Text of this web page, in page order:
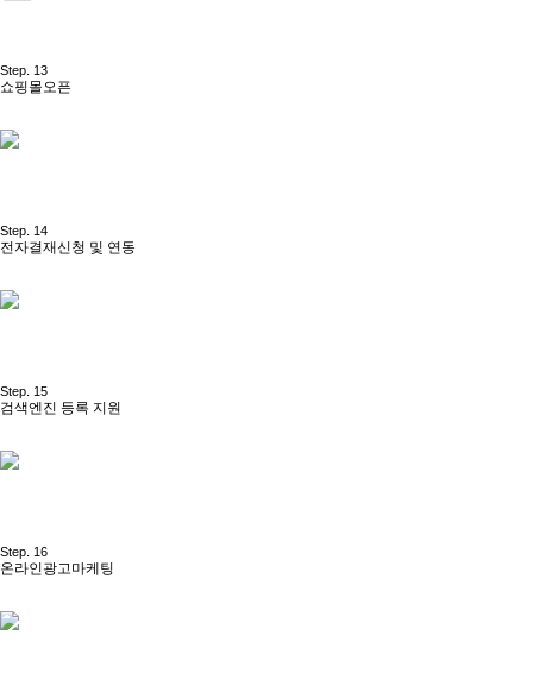
Step. 13
쇼핑몰오픈
Step. 14
전자결재신청 및 연동
Step. 15
검색엔진 등록 지원
Step. 16
온라인광고마케팅